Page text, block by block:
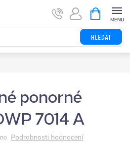
HLEDAT
NÁKUPNÍ
KOŠÍK
ponorné
7014 A
Podrobnosti hodnocení